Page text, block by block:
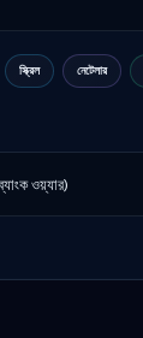
স্ক্রিল নেটেলার
ওয়্যার)